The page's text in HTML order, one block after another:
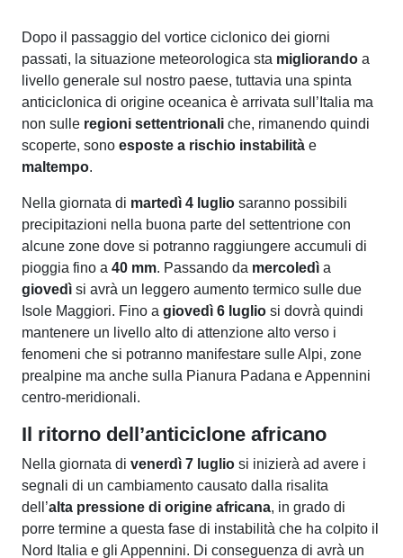
Dopo il passaggio del vortice ciclonico dei giorni
passati, la situazione meteorologica sta migliorando a
livello generale sul nostro paese, tuttavia una spinta
anticiclonica di origine oceanica è arrivata sull’Italia ma
non sulle regioni settentrionali che, rimanendo quindi
scoperte, sono esposte a rischio instabilità e
maltempo.
Nella giornata di martedì 4 luglio saranno possibili
precipitazioni nella buona parte del settentrione con
alcune zone dove si potranno raggiungere accumuli di
pioggia fino a 40 mm. Passando da mercoledì a
giovedì si avrà un leggero aumento termico sulle due
Isole Maggiori. Fino a giovedì 6 luglio si dovrà quindi
mantenere un livello alto di attenzione alto verso i
fenomeni che si potranno manifestare sulle Alpi, zone
prealpine ma anche sulla Pianura Padana e Appennini
centro-meridionali.
Il ritorno dell’anticiclone africano
Nella giornata di venerdì 7 luglio si inizierà ad avere i
segnali di un cambiamento causato dalla risalita
dell’alta pressione di origine africana, in grado di
porre termine a questa fase di instabilità che ha colpito il
Nord Italia e gli Appennini. Di conseguenza di avrà un